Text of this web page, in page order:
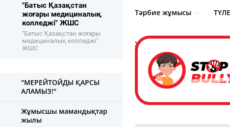
"Батыс Қазақстан
жоғары медициналық
колледжі" ЖШС
"Батыс Қазақстан жоғары
медициналық колледжі"
ЖШС
Тәрбие жұмысы
Жемқорлықпен күрес
"МЕРЕЙТОЙДЫ ҚАРСЫ
АЛАМЫЗ!"
Жұмысшы мамандықтар
жылы